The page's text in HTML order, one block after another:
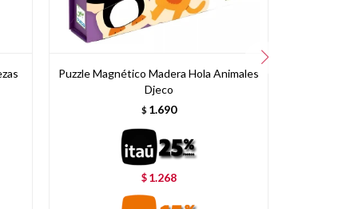
Puzzle Magnético Madera Hola Animales
Djeco
$ 1.690
$ 1.268